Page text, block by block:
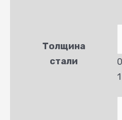
Толщина
стали